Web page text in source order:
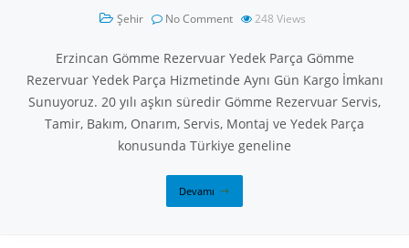
Şehir No Comment 248 Views
Erzincan Gömme Rezervuar Yedek Parça Gömme
Rezervuar Yedek Parça Hizmetinde Aynı Gün Kargo İmkanı
Sunuyoruz. 20 yılı aşkın süredir Gömme Rezervuar Servis,
Tamir, Bakım, Onarım, Servis, Montaj ve Yedek Parça
konusunda Türkiye geneline
Devamı